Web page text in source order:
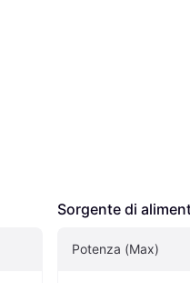
Sorgente di
Potenza (Max)